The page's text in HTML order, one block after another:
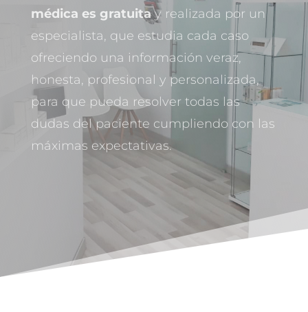
médica es gratuitay realizada por un
especialista, que estudia cada caso
ofreciendo una información veraz,
honesta, profesional y personalizada,
para que pueda resolver todas las
dudas del paciente cumpliendo con las
máximas expectativas.